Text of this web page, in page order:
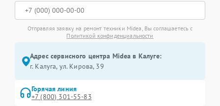
Отправляя заявку на ремонт техники Midea, Вы соглашаетесь с
Политикой конфиденциальности
Адрес сервисного центра Midea в Калуге:
г. Калуга, ул. Кирова, 39
Горячая линия
+7 (800) 301-55-83